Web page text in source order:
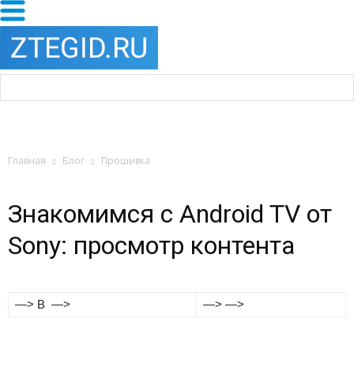
Главная Блог Прошивка
Знакомимся с Android TV от
Sony: просмотр контента
—> В —> —> —>